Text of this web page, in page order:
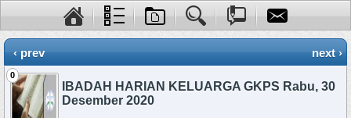
‹ prev next ›
0
IBADAH HARIAN KELUARGA GKPS Rabu, 30
Desember 2020